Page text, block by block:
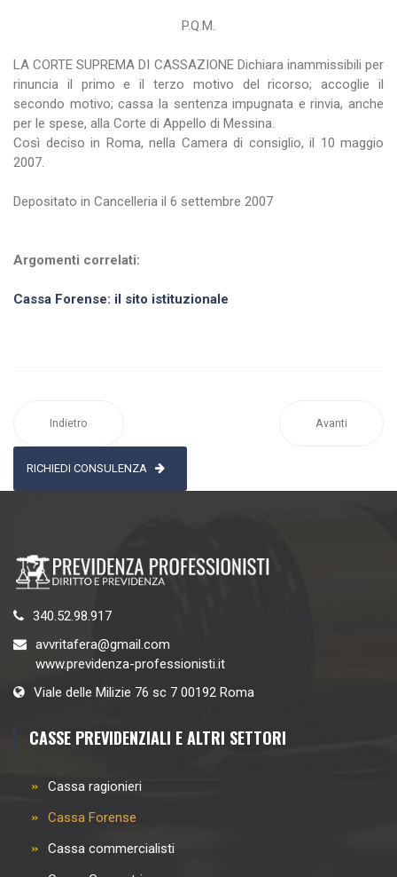
P.Q.M.
LA CORTE SUPREMA DI CASSAZIONE Dichiara inammissibili per
rinuncia il primo e il terzo motivo del ricorso; accoglie il
secondo motivo; cassa la sentenza impugnata e rinvia, anche
per le spese, alla Corte di Appello di Messina.
Così deciso in Roma, nella Camera di consiglio, il 10 maggio
2007.
Depositato in Cancelleria il 6 settembre 2007
Argomenti correlati:
Cassa Forense: il sito istituzionale
Indietro Avanti
RICHIEDI CONSULENZA
340.52.98.917
avvritafera@gmail.com
www.previdenza-professionisti.it
Viale delle Milizie 76 sc 7 00192 Roma
CASSE PREVIDENZIALI E ALTRI SETTORI
Cassa ragionieri
Cassa Forense
Cassa commercialisti